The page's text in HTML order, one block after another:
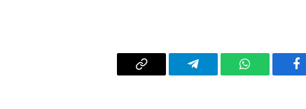
فيسبوك واتساب تيلقرام
Copy